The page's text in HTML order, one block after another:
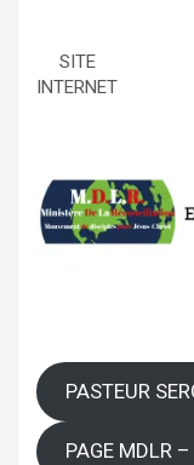
SITE
INTERNET
PASTEUR
PAGE MDLR